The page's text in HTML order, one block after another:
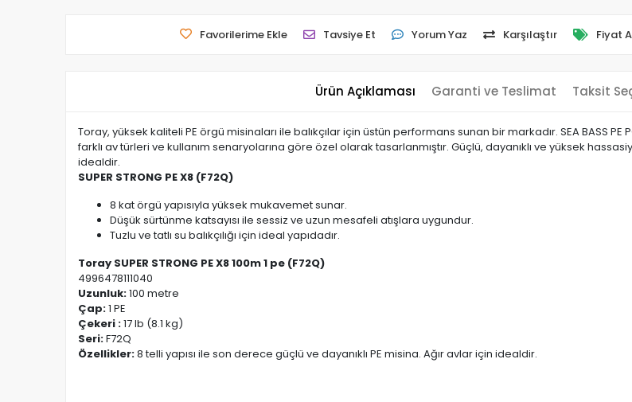
Favorilerime Ekle Tavsiye Et Yorum Yaz Karşılaştır Fiyat
Ürün Açıklaması Garanti ve Teslimat Taksit
Toray, yüksek kaliteli PE örgü misinaları ile balıkçılar için üstün performans sunan bir markadır. SEA BASS PE
farklı av türleri ve kullanım senaryolarına göre özel olarak tasarlanmıştır. Güçlü, dayanıklı ve yüksek
idealdir.
SUPER STRONG PE X8 (F72Q)
8 kat örgü yapısıyla yüksek mukavemet sunar.
Düşük sürtünme katsayısı ile sessiz ve uzun mesafeli atışlara uygundur.
Tuzlu ve tatlı su balıkçılığı için ideal yapıdadır.
Toray SUPER STRONG PE X8 100m 1 pe (F72Q)
4996478111040
Uzunluk:100 metre
Çap:1 PE
Çekeri :17 lb (8.1 kg)
Seri:F72Q
Özellikler:8 telli yapısı ile son derece güçlü ve dayanıklı PE misina. Ağır avlar için idealdir.